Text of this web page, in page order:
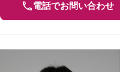
電話でお問い合わせ